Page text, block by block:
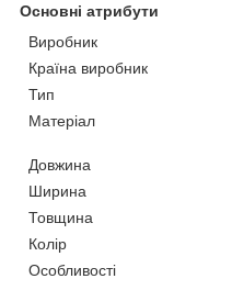
Основні атрибути
Виробник
Країна виробник
Тип
Матеріал
Довжина
Ширина
Товщина
Колір
Особливості